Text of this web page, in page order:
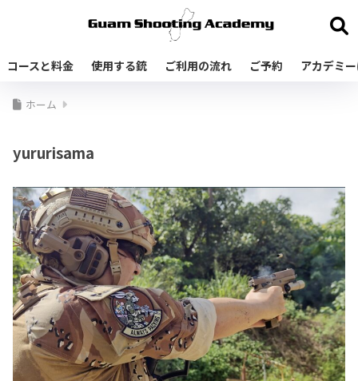
コースと料金 使用する銃 ご利用の流れ ご予約 アカデミ
ホーム
yururisama